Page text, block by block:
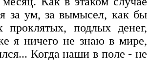
за ум, за вымысел, как бы
проклятых, подлых денег,
я ничего не знаю в мире,
Когда наши в поле - не